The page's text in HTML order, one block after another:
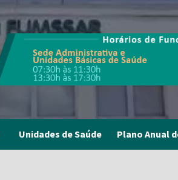
Unidades de Saúde Plano Anual